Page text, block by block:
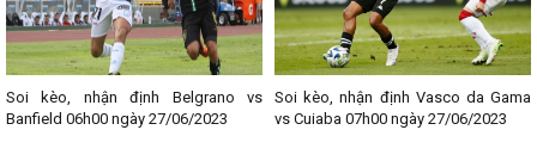
Soi kèo, nhận định Belgrano vs
Banfield 06h00 ngày 27/06/2023
Soi kèo, nhận định Vasco da Gama
vs Cuiaba 07h00 ngày 27/06/2023